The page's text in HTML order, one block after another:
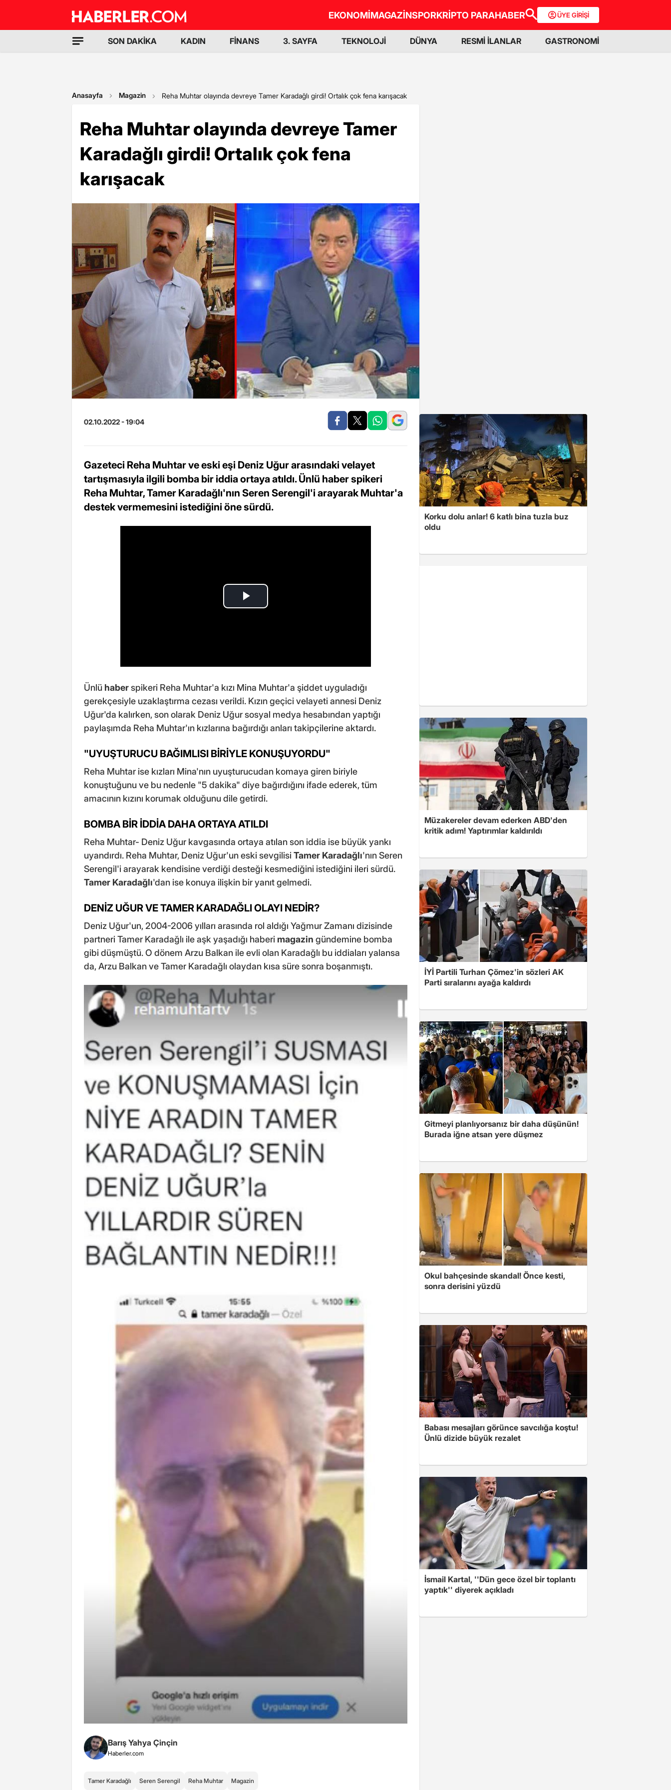
EKONOMİMAGAZİNSPORKRİPTO PARAHABER ÜYE GİRİŞİ
SON DAKİKA KADIN FİNANS 3. SAYFA TEKNOLOJİ DÜNYA RESMİ İLANLAR GASTRONOMİ
Anasayfa Magazin Reha Muhtar olayında devreye Tamer Karadağlı girdi! Ortalık çok fena karışacak
Reha Muhtar olayında devreye Tamer
Karadağlı girdi! Ortalık çok fena
karışacak
02.10.2022 - 19:04
Gazeteci Reha Muhtar ve eski eşi Deniz Uğur arasındaki velayet
tartışmasıyla ilgili bomba bir iddia ortaya atıldı. Ünlü haber spikeri
Reha Muhtar, Tamer Karadağlı'nın Seren Serengil'i arayarak Muhtar'a
destek vermemesini istediğini öne sürdü.
Ünlü haberspikeri Reha Muhtar'a kızı Mina Muhtar'a şiddet uyguladığı
gerekçesiyle uzaklaştırma cezası verildi. Kızın geçici velayeti annesi Deniz
Uğur'da kalırken, son olarak Deniz Uğur sosyal medya hesabından yaptığı
paylaşımda Reha Muhtar'ın kızlarına bağırdığı anları takipçilerine aktardı.
"UYUŞTURUCU BAĞIMLISI BİRİYLE KONUŞUYORDU"
Reha Muhtar ise kızları Mina'nın uyuşturucudan komaya giren biriyle
konuştuğunu ve bu nedenle "5 dakika" diye bağırdığını ifade ederek, tüm
amacının kızını korumak olduğunu dile getirdi.
BOMBA BİR İDDİA DAHA ORTAYA ATILDI
Reha Muhtar- Deniz Uğur kavgasında ortaya atılan son iddia ise büyük yankı
uyandırdı. Reha Muhtar, Deniz Uğur'un eski sevgilisiTamer Karadağlı'nın Seren
Serengil'i arayarak kendisine verdiği desteği kesmediğini istediğini ileri sürdü.
Tamer Karadağlı'dan ise konuya ilişkin bir yanıt gelmedi.
DENİZ UĞUR VE TAMER KARADAĞLI OLAYI NEDİR?
Deniz Uğur'un, 2004-2006 yılları arasında rol aldığı Yağmur Zamanı dizisinde
partneri Tamer Karadağlı ile aşk yaşadığı haberi magazin gündemine bomba
gibi düşmüştü. O dönem Arzu Balkan ile evli olan Karadağlı bu iddiaları yalansa
da, Arzu Balkan ve Tamer Karadağlı olaydan kısa süre sonra boşanmıştı.
Barış Yahya Çinçin
Haberler.com
Tamer Karadağlı Seren Serengil Reha Muhtar Magazin
Korku dolu anlar! 6 katlı bina tuzla buz
oldu
Müzakereler devam ederken ABD'den
kritik adım! Yaptırımlar kaldırıldı
İYİ Partili Turhan Çömez'in sözleri AK
Parti sıralarını ayağa kaldırdı
Gitmeyi planlıyorsanız bir daha düşünün!
Burada iğne atsan yere düşmez
Okul bahçesinde skandal! Önce kesti,
sonra derisini yüzdü
Babası mesajları görünce savcılığa koştu!
Ünlü dizide büyük rezalet
İsmail Kartal, ''Dün gece özel bir toplantı
yaptık'' diyerek açıkladı